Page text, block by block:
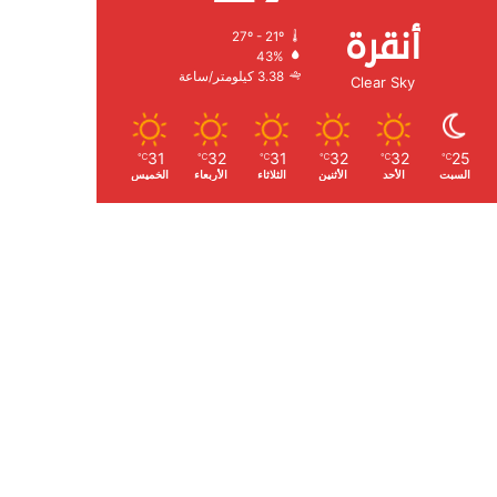
أنقرة
Clear Sky
27º - 21º
الرطوبة:
الرياح:3.38 كيلومتر/ساعة
25
℃
السبت
32
℃
الأحد
32
℃
الأثنين
31
℃
الثلاثاء
32
℃
الأربعاء
31
℃
الخميس